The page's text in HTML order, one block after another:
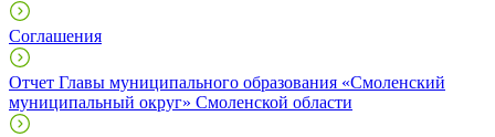
Соглашения
Отчет Главы муниципального образования «Смоленский
муниципальный округ» Смоленской области